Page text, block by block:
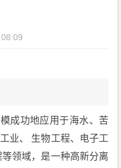
成功地应用于海水、苦
业、 生物工程、电子工
领域，是一种高新分离